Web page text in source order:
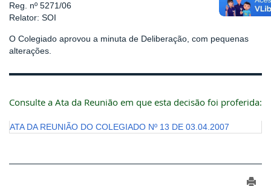
Reg. nº 5271/06
Relator: SOI
O Colegiado aprovou a minuta de Deliberação, com pequenas
alterações.
Consulte a Ata da Reunião em que esta decisão foi proferida:
ATA DA REUNIÃO DO COLEGIADO Nº 13 DE 03.04.2007